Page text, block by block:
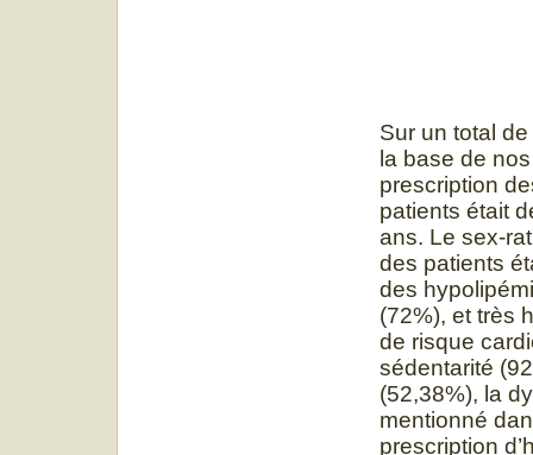
Sur un total
la base de
prescription
patients était
ans. Le sex-
des patients
des
(72%), et très
de risque
sédentarité
(52,38%), la
mentionné
prescription